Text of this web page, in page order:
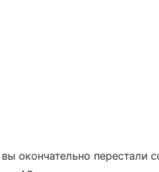
окончательно перестали